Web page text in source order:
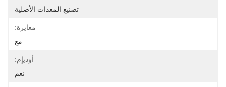
تصنيع المعدات الأصلية
معايرة:
مع
أوديإم:
نعم